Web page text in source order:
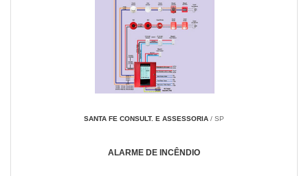
SANTA FE CONSULT. E ASSESSORIA / SP
ALARME DE INCÊNDIO